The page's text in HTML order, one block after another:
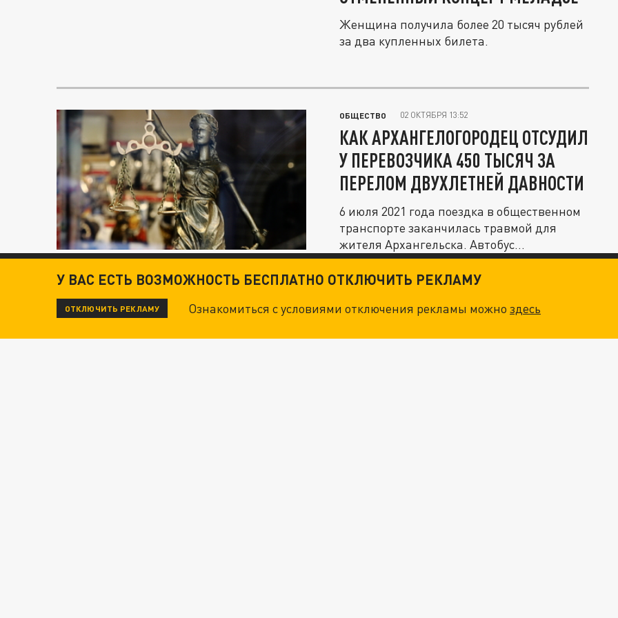
Женщина получила более 20 тысяч рублей
за два купленных билета.
ОБЩЕСТВО 02 ОКТЯБРЯ 13:52
КАК АРХАНГЕЛОГОРОДЕЦ ОТСУДИЛ
У ПЕРЕВОЗЧИКА 450 ТЫСЯЧ ЗА
ПЕРЕЛОМ ДВУХЛЕТНЕЙ ДАВНОСТИ
6 июля 2021 года поездка в общественном
транспорте заканчилась травмой для
жителя Архангельска. Автобус...
У ВАС ЕСТЬ ВОЗМОЖНОСТЬ БЕСПЛАТНО ОТКЛЮЧИТЬ РЕКЛАМУ
ОТКЛЮЧИТЬ РЕКЛАМУ Ознакомиться с условиями отключения рекламы можноздесь